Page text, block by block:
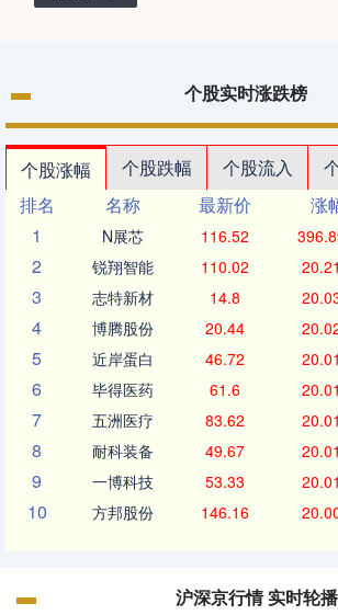
个股实时涨跌榜
个股涨幅 个股跌幅 个股流入
排名
名称 最新价 涨
1
N展芯 116.52
2 锐翔智能 110.02
3 志特新材 14.8
4 博腾股份 20.44
5 近岸蛋白 46.72
6 毕得医药 61.6
7 五洲医疗 83.62
8 耐科装备 49.67
9 一博科技 53.33
10 方邦股份 146.16
沪深京行情 实时轮播